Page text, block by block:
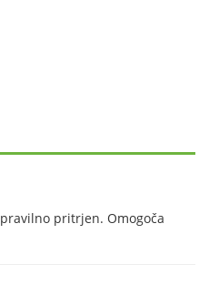
pritrjen. Omogoča